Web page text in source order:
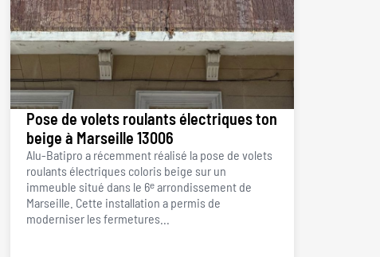
Pose de volets roulants électriques ton
beige à Marseille 13006
Alu-Batipro a récemment réalisé la pose de volets
roulants électriques coloris beige sur un
immeuble situé dans le 6ᵉ arrondissement de
Marseille. Cette installation a permis de
moderniser les fermetures...